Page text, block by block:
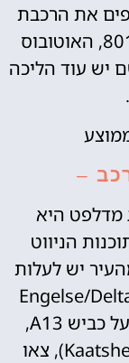
את הרכבת
באוטובוס קווים, 300, 301, 136, 801, האוטובוס
יש עוד הליכה
–
מדלפט היא
הניווט
יש לעלות
על עלו כביש מספר ‪N470‬‏ ‏,‏ ‏(‪Delta Weg‬‏/‪Engelse
Straat‬‏), משם אתם יכולים לעלות על כביש ‪A13‬‏,‏
‏‪A16‬‏ ו-‪A59‬‏ אל (‪Europalaan‬‏ Kaatsheuvel), צאו